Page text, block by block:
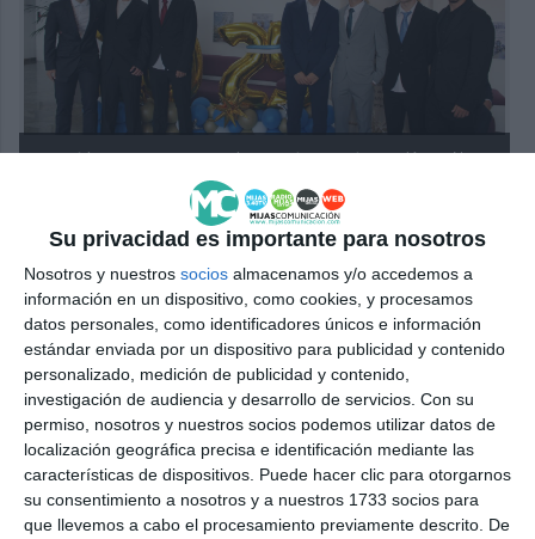
Su privacidad es importante para nosotros
Nosotros y nuestros socios almacenamos y/o accedemos a
información en un dispositivo, como cookies, y procesamos
datos personales, como identificadores únicos e información
estándar enviada por un dispositivo para publicidad y contenido
personalizado, medición de publicidad y contenido,
investigación de audiencia y desarrollo de servicios. Con su
permiso, nosotros y nuestros socios podemos utilizar datos de
localización geográfica precisa e identificación mediante las
características de dispositivos. Puede hacer clic para otorgarnos
su consentimiento a nosotros y a nuestros 1733 socios para
que llevemos a cabo el procesamiento previamente descrito. De
Los chicos sacaron sus mejores galas para la ocasión. |
N.
La 1º promoción 2023-2025 del IES Ana Carmona
‘Veleta’ ya despega hacia el éxito futuro. Solo nos
queda desearle lo mejor.
Comparte esta noticia desde el siguiente enlace:
https://mijascom.com/?a=34904
MIJAS GRADUACIÓN IES